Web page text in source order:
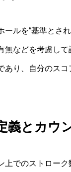
ールを“基準とさ
無などを考慮し
あり、自分のスコ
義とカウ
上でのストローク